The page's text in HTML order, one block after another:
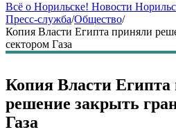
Всё о Норильске! Новости
Пресс-служба/Общество/
Копия Власти Египта приняли
сектором Газа
Копия Власти Египта
решение закрыть
Газа